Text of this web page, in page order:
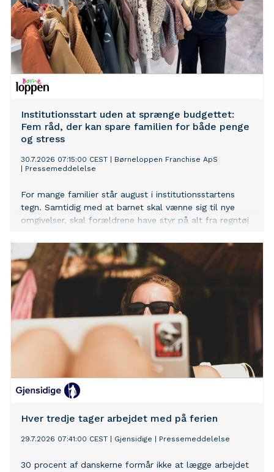
Institutionsstart uden at sprænge budgettet:
Fem råd, der kan spare familien for både penge
og stress
30.7.2026 07:15:00 CEST
Børneloppen Franchise ApS
Pressemeddelelse
For mange familier står august i institutionsstartens
tegn. Samtidig med at barnet skal vænne sig til nye
omgivelser, skal forældrene have styr på alt fra regntøj
Børneloppen Horsens oplever man hvert år, at mange
familier bliver overraskede over, hvor mange ting der
faktisk skal være klar – og hvor hurtigt udgifterne kan
løbe op.
Hver tredje tager arbejdet med på ferien
29.7.2026 07:41:00 CEST Gjensidige Pressemeddelelse
30 procent af danskerne formår ikke at lægge arbejdet